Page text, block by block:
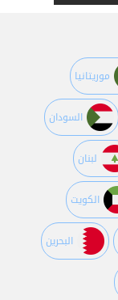
موريتانيا
السودان
لبنان
الكويت
البحرين